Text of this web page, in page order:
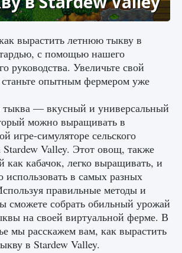
Palworld «Идет
— Невозможно начать
мира»
медали лиги Clash of Clans
2 599 0
вырастить летнюю тыкву в
с помощью нашего
руководства. Увеличьте свой
опытным фермером уже
тыква — вкусный и универсальный
можно выращивать в
игре-симуляторе сельского
Stardew Valley. Этот овощ, также
как кабачок, легко выращивать, и
использовать в самых разных
правильные методы и
сможете собрать обильный урожай
на своей виртуальной ферме. В
мы расскажем вам, как вырастить
в Stardew Valley.